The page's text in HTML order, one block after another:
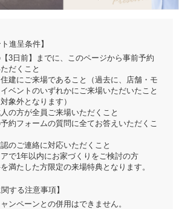
進呈条件】
3日前】までに、このページから事前予約
だくこと
建にご来場であること（過去に、店舗・モ
ベントのいずれかにご来場いただいたこと
象外となります）
の方が全員ご来場いただくこと
約フォームの質問に全てお答えいただくこ
のご連絡に対応いただくこと
で1年以内にお家づくりをご検討の方
満たした方限定の来場特典となります。
する注意事項】
ンペーンとの併用はできません。